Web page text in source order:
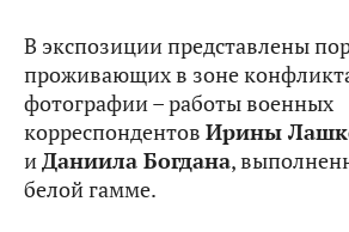
В экспозиции представлены
проживающих в зоне
фотографии – работы военных
корреспондентов Ирины
иДаниила Богдана,
белой гамме.